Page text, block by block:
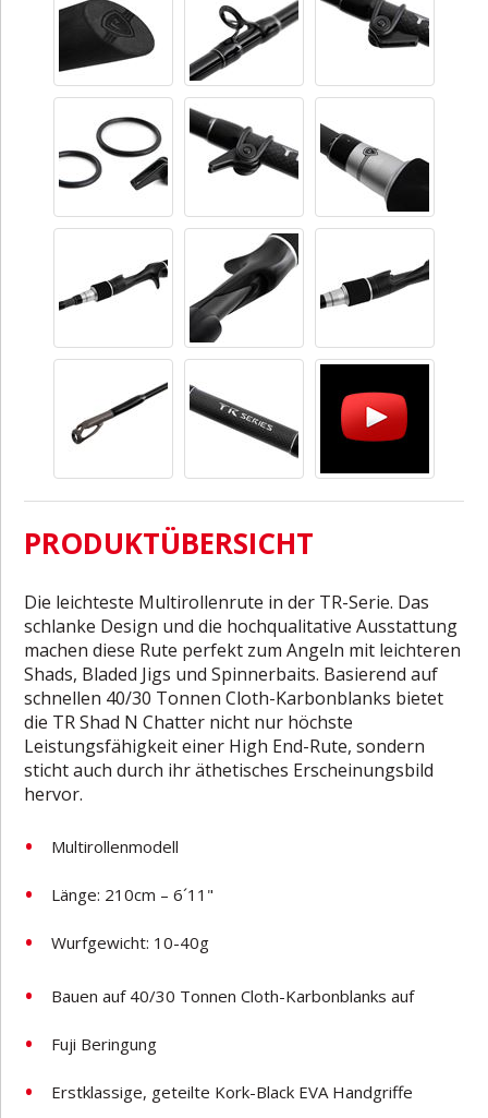
PRODUKTÜBERSICHT
Die leichteste Multirollenrute in der TR-Serie. Das
schlanke Design und die hochqualitative Ausstattung
machen diese Rute perfekt zum Angeln mit leichteren
Shads, Bladed Jigs und Spinnerbaits. Basierend auf
schnellen 40/30 Tonnen Cloth-Karbonblanks bietet
die TR Shad N Chatter nicht nur höchste
Leistungsfähigkeit einer High End-Rute, sondern
sticht auch durch ihr äthetisches Erscheinungsbild
hervor.
Multirollenmodell
Länge: 210cm – 6´11"
Wurfgewicht: 10-40g
Bauen auf 40/30 Tonnen Cloth-Karbonblanks auf
Fuji Beringung
Erstklassige, geteilte Kork-Black EVA Handgriffe